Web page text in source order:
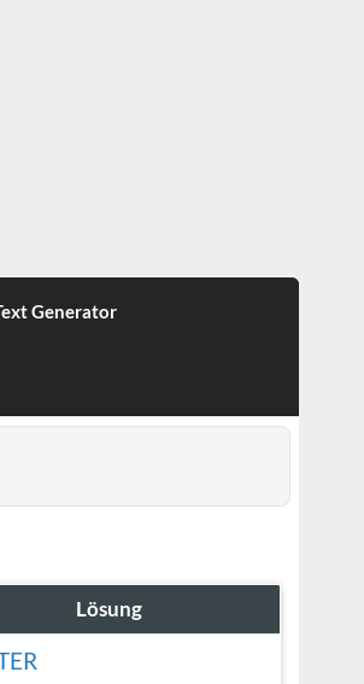
Generator
Lösung